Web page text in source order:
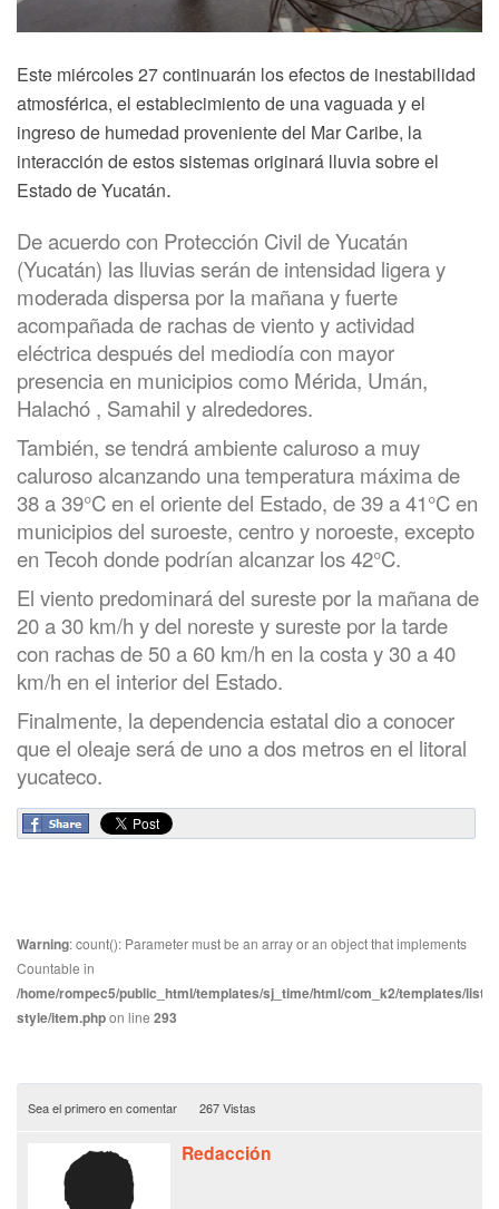
Este miércoles 27 continuarán los efectos de inestabilidad
atmosférica, el establecimiento de una vaguada y el
ingreso de humedad proveniente del Mar Caribe, la
interacción de estos sistemas originará lluvia sobre el
Estado de Yucatán.
De acuerdo con Protección Civil de Yucatán
(Yucatán) las lluvias serán de intensidad ligera y
moderada dispersa por la mañana y fuerte
acompañada de rachas de viento y actividad
eléctrica después del mediodía con mayor
presencia en municipios como Mérida, Umán,
Halachó , Samahil y alrededores.
También, se tendrá ambiente caluroso a muy
caluroso alcanzando una temperatura máxima de
38 a 39°C en el oriente del Estado, de 39 a 41°C en
municipios del suroeste, centro y noroeste, excepto
en Tecoh donde podrían alcanzar los 42°C.
El viento predominará del sureste por la mañana de
20 a 30 km/h y del noreste y sureste por la tarde
con rachas de 50 a 60 km/h en la costa y 30 a 40
km/h en el interior del Estado.
Finalmente, la dependencia estatal dio a conocer
que el oleaje será de uno a dos metros en el litoral
yucateco.
Warning: count(): Parameter must be an array or an object that implements
Countable in
/home/rompec5/public_html/templates/sj_time/html/com_k2/templates/
style/item.phpon line 293
Sea el primero en comentar 267 Vistas
Redacción